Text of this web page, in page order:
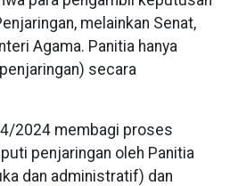
melainkan Senat,
Agama. Panitia hanya
secara
2024 membagi proses
penjaringan oleh Panitia
dan administratif) dan